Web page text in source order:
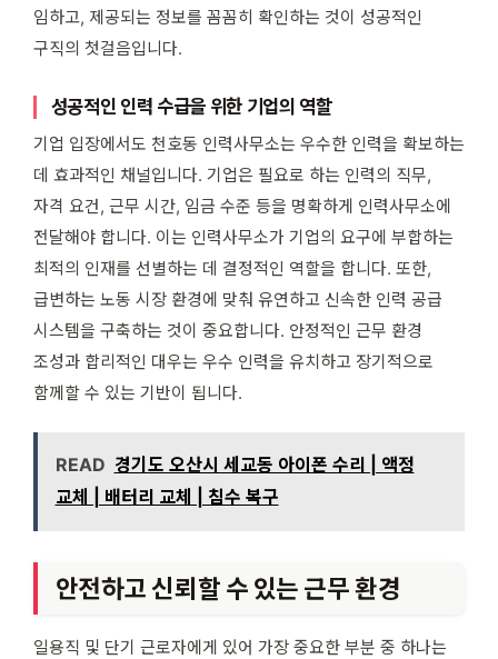
임하고, 제공되는 정보를 꼼꼼히 확인하는 것이 성공적인
구직의 첫걸음입니다.
성공적인 인력 수급을 위한 기업의 역할
기업 입장에서도 천호동 인력사무소는 우수한 인력을 확보하는
데 효과적인 채널입니다. 기업은 필요로 하는 인력의 직무,
자격 요건, 근무 시간, 임금 수준 등을 명확하게 인력사무소에
전달해야 합니다. 이는 인력사무소가 기업의 요구에 부합하는
최적의 인재를 선별하는 데 결정적인 역할을 합니다. 또한,
급변하는 노동 시장 환경에 맞춰 유연하고 신속한 인력 공급
시스템을 구축하는 것이 중요합니다. 안정적인 근무 환경
조성과 합리적인 대우는 우수 인력을 유치하고 장기적으로
함께할 수 있는 기반이 됩니다.
READ 경기도 오산시 세교동 아이폰 수리 | 액정
교체 | 배터리 교체 | 침수 복구
안전하고 신뢰할 수 있는 근무 환경
일용직 및 단기 근로자에게 있어 가장 중요한 부분 중 하나는